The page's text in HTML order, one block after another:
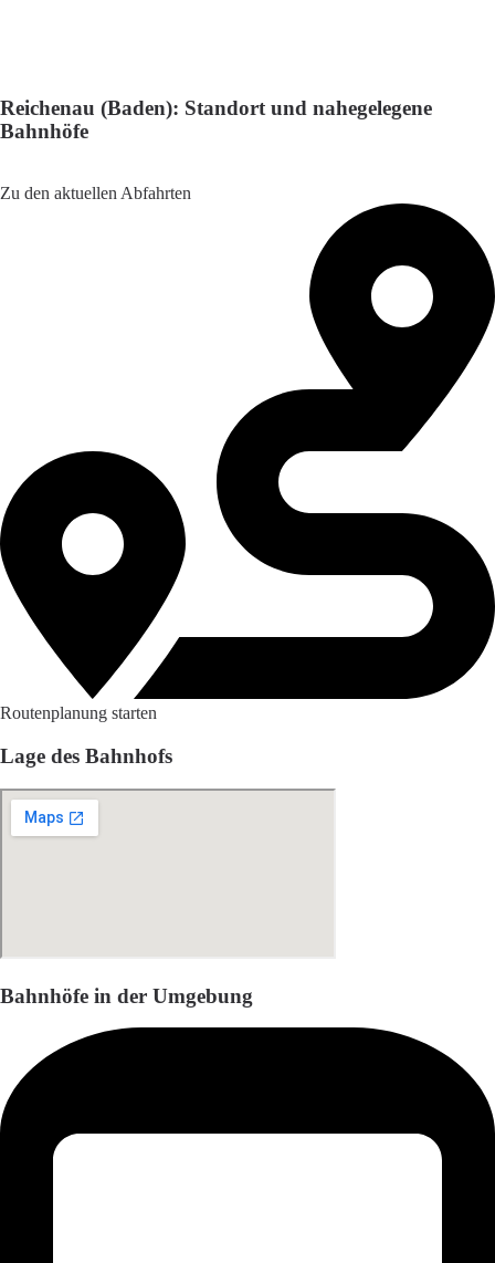
Reichenau (Baden): Standort und nahegelegene
Bahnhöfe
Zu den aktuellen Abfahrten
Routenplanung starten
Lage des Bahnhofs
Bahnhöfe in der Umgebung